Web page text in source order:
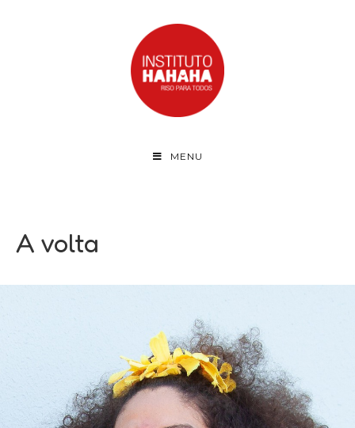
MENU
A volta